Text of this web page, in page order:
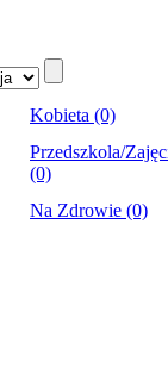
Kobieta (0)
Przedszkola/
(0)
Na Zdrowie (0)